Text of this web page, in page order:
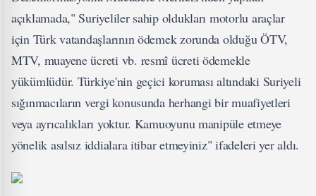
açıklamada," Suriyeliler sahip oldukları motorlu araçlar
için Türk vatandaşlarının ödemek zorunda olduğu ÖTV,
MTV, muayene ücreti vb. resmî ücreti ödemekle
yükümlüdür. Türkiye'nin geçici koruması altındaki Suriyeli
sığınmacıların vergi konusunda herhangi bir muafiyetleri
veya ayrıcalıkları yoktur. Kamuoyunu manipüle etmeye
yönelik asılsız iddialara itibar etmeyiniz" ifadeleri yer aldı.